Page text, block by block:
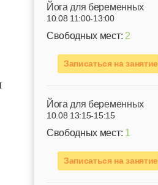
Йога для беременных
10.08 11:00-13:00
Свободных мест: 2
Записаться на занятие
Йога для беременных
10.08 13:15-15:15
Свободных мест: 1
Записаться на занятие